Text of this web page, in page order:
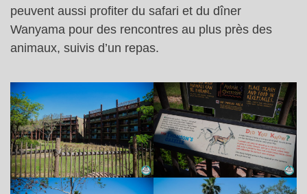
peuvent aussi profiter du safari et du dîner
Wanyama pour des rencontres au plus près des
animaux, suivis d’un repas.